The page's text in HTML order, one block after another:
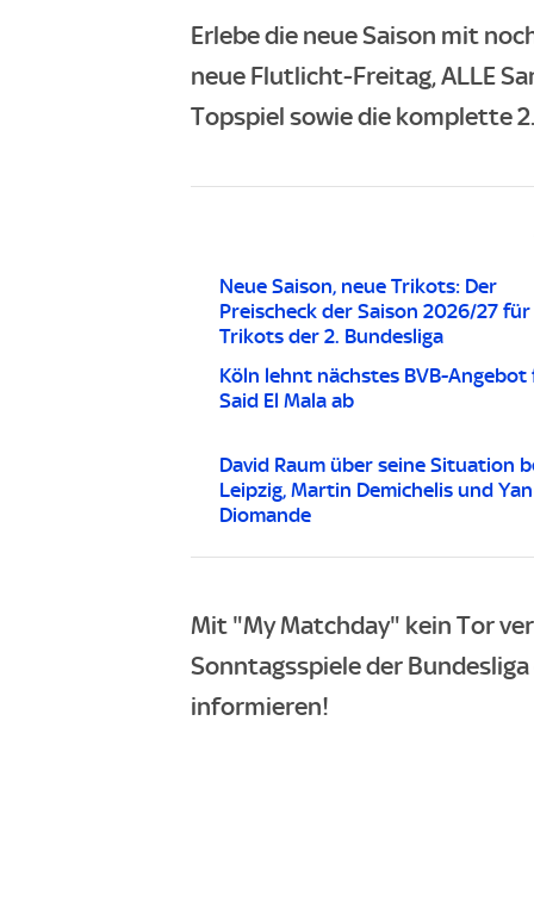
Erlebe die neue Saison mit
neue Flutlicht-Freitag, ALLE
Topspiel sowie die komplette
Neue Saison, neue Trikots: Der
Preischeck der Saison 2026/27 für
Trikots der 2. Bundesliga
Köln lehnt nächstes BVB-Angebot
Said El Mala ab
David Raum über seine Situation
Leipzig, Martin Demichelis und Yan
Diomande
Mit "My Matchday" kein Tor
Sonntagsspiele der
informieren!